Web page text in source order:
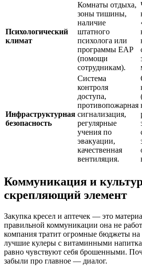
Психологический
климат
Комнаты отдыха,
зоны тишины,
наличие
штатного
психолога или
программы EAP
(помощи
сотрудникам).
Инфраструктурная
безопасность
Система
контроля
доступа,
противопожарная
сигнализация,
регулярные
учения по
эвакуации,
качественная
вентиляция.
Коммуникация и
скрепляющий элемент
Закупка кресел и аптечек — это
правильной коммуникации она не
компания тратит огромные бюджеты на
лучшие кулеры с витаминными
равно чувствуют себя брошенными.
забыли про главное — диалог.